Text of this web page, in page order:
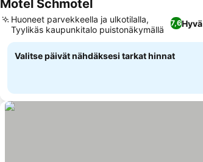
Motel Schmotel
7,6Hyvä
Huoneet parvekkeella ja ulkotilalla,
Tyylikäs kaupunkitalo puistonäkymällä
Valitse päivät nähdäksesi tarkat hinnat